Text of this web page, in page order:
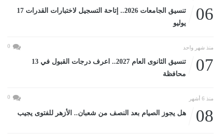
06
تنسيق الجامعات 2026.. إتاحة التسجيل لاختبارات القدرات 17
يوليو
منذ شهر واحد 0
07
تنسيق الثانوى العام 2027.. اعرف درجات القبول في 13
محافظة
منذ 6 أشهر 0
08 هل يجوز الصيام بعد النصف من شعبان.. الأزهر للفتوى يجيب